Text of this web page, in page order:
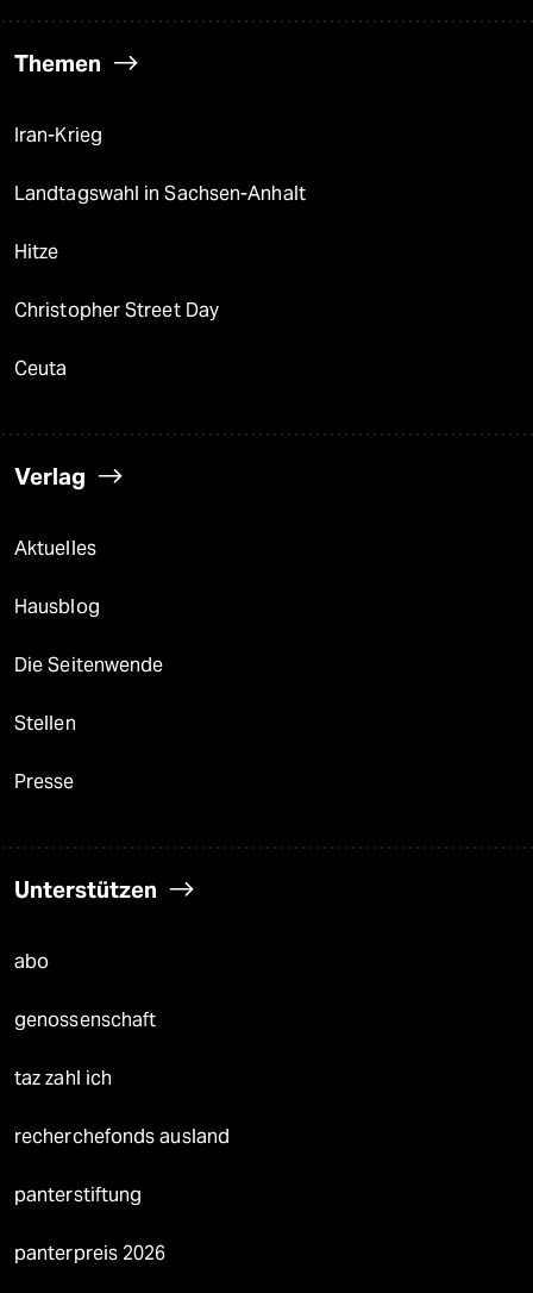
Themen
Iran-Krieg
Landtagswahl in Sachsen-Anhalt
Hitze
Christopher Street Day
Ceuta
Verlag
Aktuelles
Hausblog
Die Seitenwende
Stellen
Presse
Unterstützen
abo
genossenschaft
taz zahl ich
recherchefonds ausland
panterstiftung
panterpreis 2026